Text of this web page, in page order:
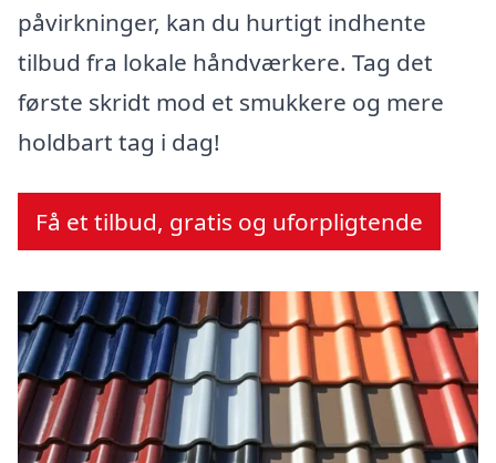
påvirkninger, kan du hurtigt indhente
tilbud fra lokale håndværkere. Tag det
første skridt mod et smukkere og mere
holdbart tag i dag!
Få et tilbud, gratis og uforpligtende